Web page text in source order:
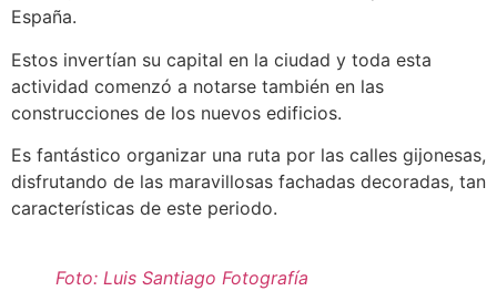
España.
Estos invertían su capital en la ciudad y toda esta
actividad comenzó a notarse también en las
construcciones de los nuevos edificios.
Es fantástico organizar una ruta por las calles gijonesas,
disfrutando de las maravillosas fachadas decoradas, tan
características de este periodo.
Foto: Luis Santiago Fotografía